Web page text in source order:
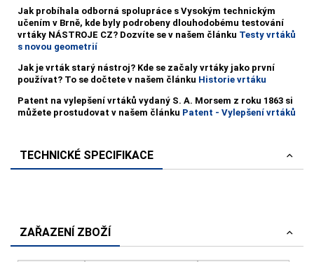
Jak probíhala odborná spolupráce s Vysokým technickým
učením v Brně, kde byly podrobeny dlouhodobému testování
vrtáky NÁSTROJE CZ? Dozvíte se v našem článku Testy vrtáků
s novou geometrií
Jak je vrták starý nástroj? Kde se začaly vrtáky jako první
používat? To se dočtete v našem článku Historie vrtáku
Patent na vylepšení vrtáků vydaný S. A. Morsem z roku 1863 si
můžete prostudovat v našem článku Patent - Vylepšení vrtáků
TECHNICKÉ SPECIFIKACE
ZAŘAZENÍ ZBOŽÍ